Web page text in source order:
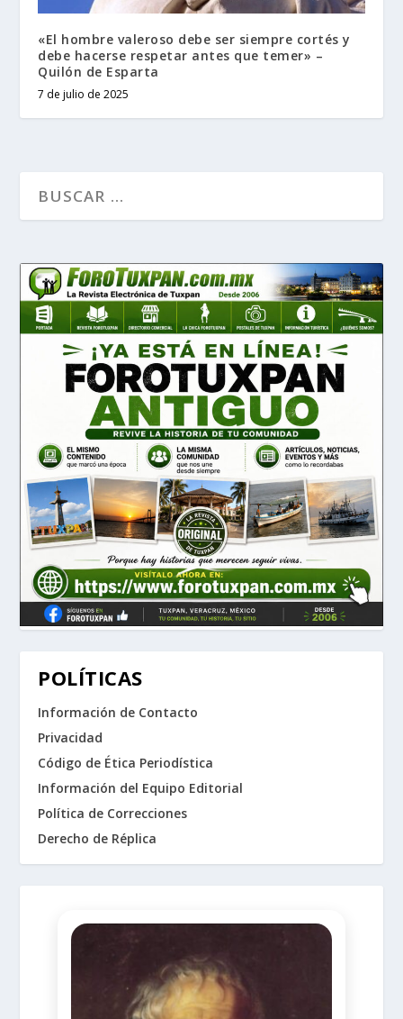
«El hombre valeroso debe ser siempre cortés y
debe hacerse respetar antes que temer» –
Quilón de Esparta
7 de julio de 2025
POLÍTICAS
Información de Contacto
Privacidad
Código de Ética Periodística
Información del Equipo Editorial
Política de Correcciones
Derecho de Réplica